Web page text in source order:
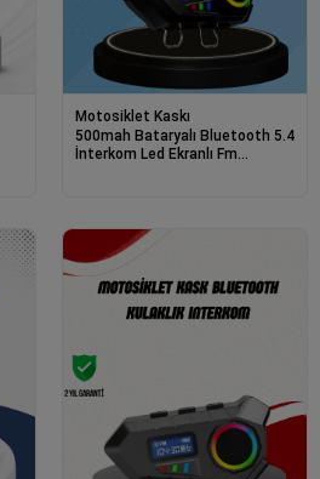
Motosiklet Kaskı
500mah Bataryalı Bluetooth 5.4
İnterkom Led Ekranlı Fm